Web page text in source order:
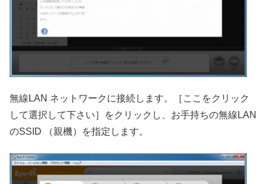
無線LAN ネットワークに接続します。［ここをクリック
して選択して下さい］をクリックし、お手持ちの無線LAN
のSSID （親機）を指定します。